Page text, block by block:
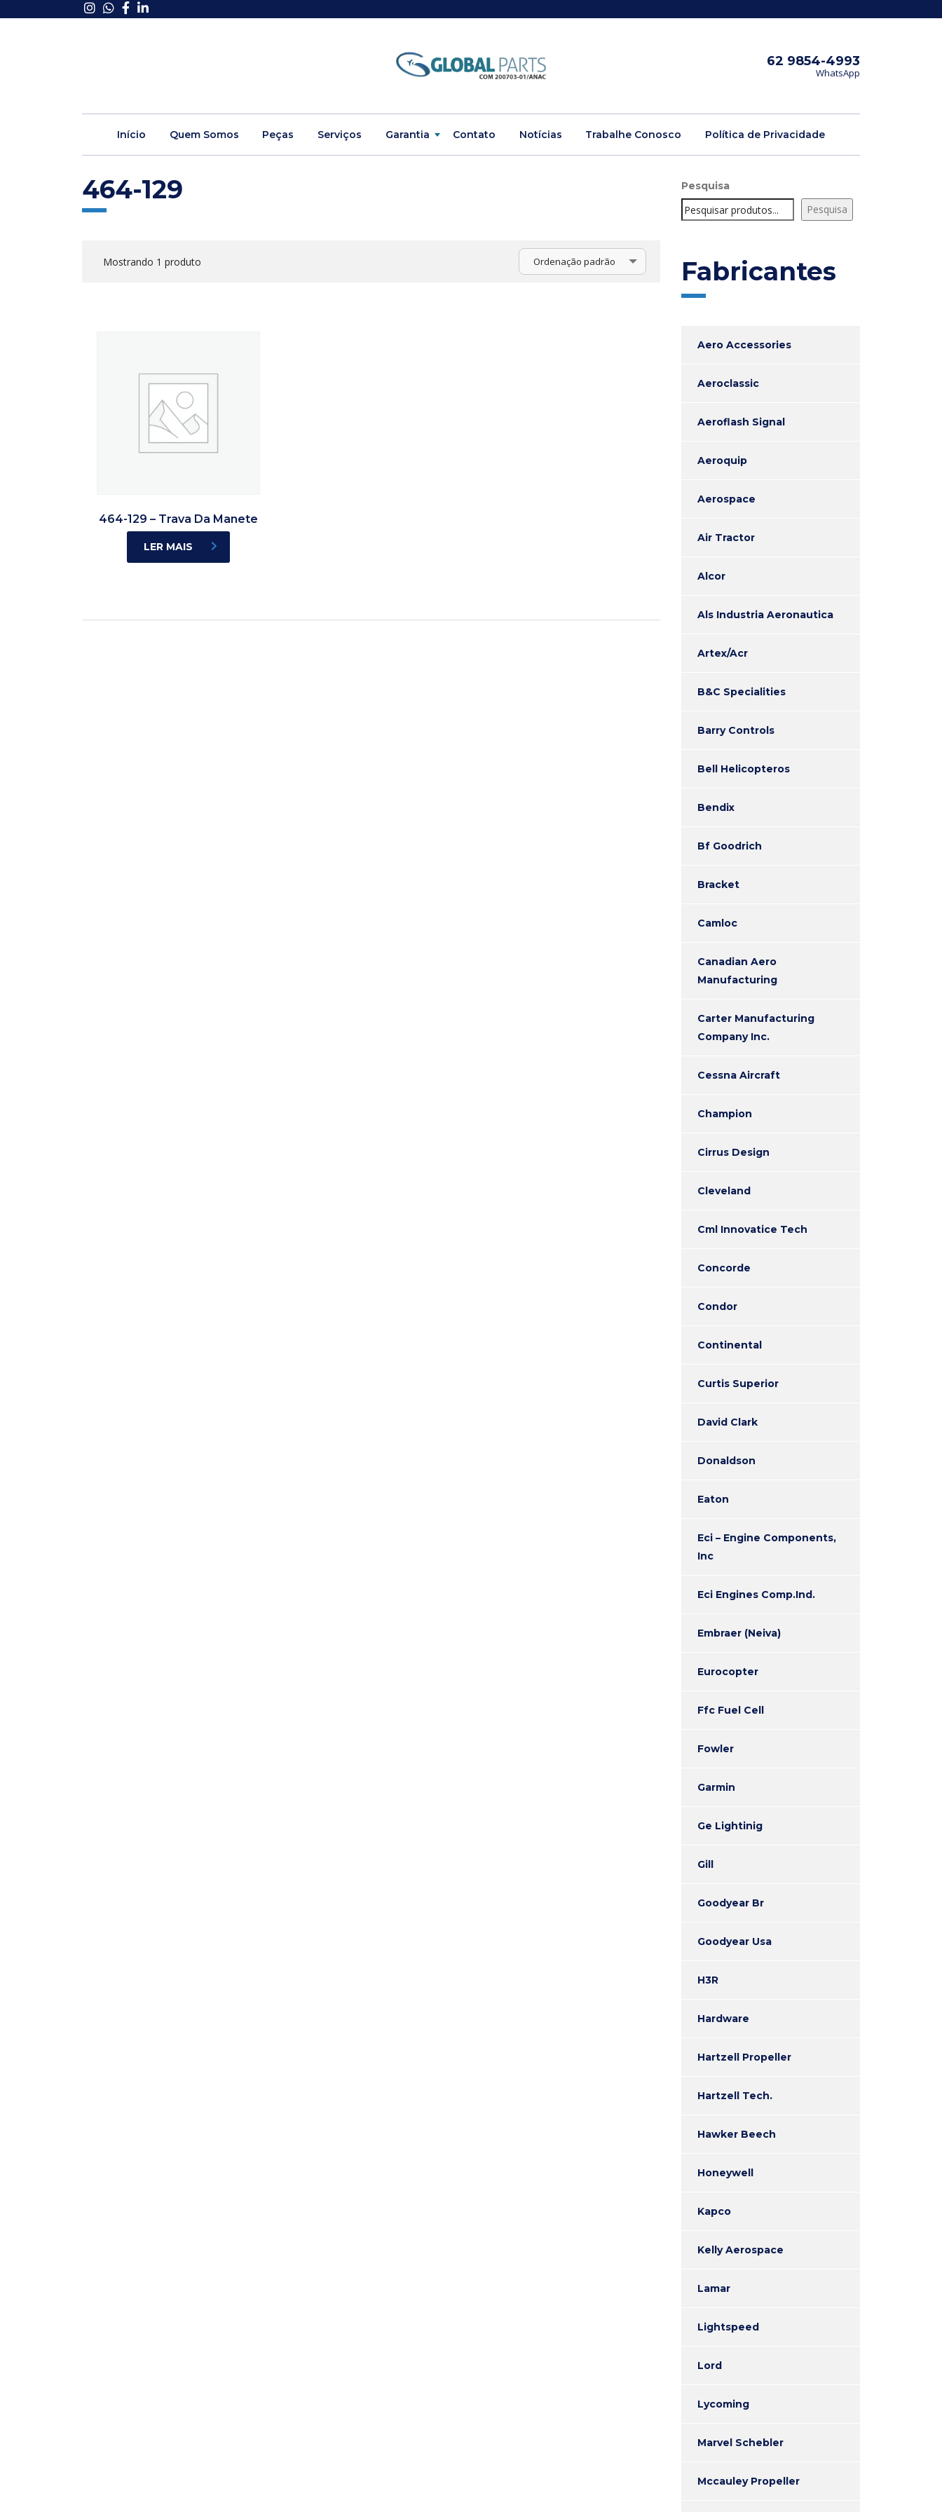
62 9854-4993
WhatsApp
Início Quem Somos Peças Serviços Garantia Contato Notícias Trabalhe Conosco Política de Privacidade
464-129
Mostrando 1 produto Ordenação padrão
464-129 – Trava Da Manete
LER MAIS
Pesquisa
Pesquisa
Fabricantes
Aero Accessories
Aeroclassic
Aeroflash Signal
Aeroquip
Aerospace
Air Tractor
Alcor
Als Industria Aeronautica
Artex/Acr
B&C Specialities
Barry Controls
Bell Helicopteros
Bendix
Bf Goodrich
Bracket
Camloc
Canadian Aero
Manufacturing
Carter Manufacturing
Company Inc.
Cessna Aircraft
Champion
Cirrus Design
Cleveland
Cml Innovatice Tech
Concorde
Condor
Continental
Curtis Superior
David Clark
Donaldson
Eaton
Eci – Engine Components,
Inc
Eci Engines Comp.Ind.
Embraer (Neiva)
Eurocopter
Ffc Fuel Cell
Fowler
Garmin
Ge Lightinig
Gill
Goodyear Br
Goodyear Usa
H3R
Hardware
Hartzell Propeller
Hartzell Tech.
Hawker Beech
Honeywell
Kapco
Kelly Aerospace
Lamar
Lightspeed
Lord
Lycoming
Marvel Schebler
Mccauley Propeller